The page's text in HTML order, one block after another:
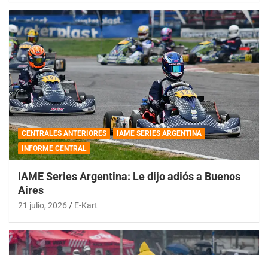
CENTRALES ANTERIORES
IAME SERIES ARGENTINA
INFORME CENTRAL
IAME Series Argentina: Le dijo adiós a Buenos
Aires
21 julio, 2026 E-Kart